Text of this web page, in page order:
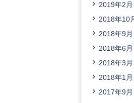
2019年2月
2018年10
2018年9月
2018年6月
2018年3月
2018年1月
2017年9月